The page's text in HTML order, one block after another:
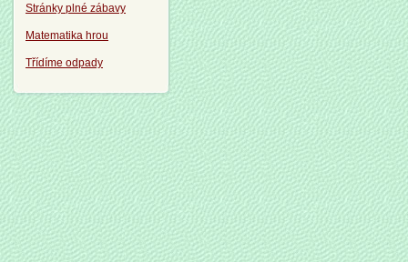
Stránky plné zábavy
Matematika hrou
Třídíme odpady